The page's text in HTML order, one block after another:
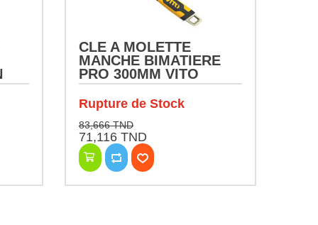
CLE A MOLETTE
MANCHE BIMATIERE
PRO 300MM VITO
Rupture de Stock
83,666 TND
71,116 TND